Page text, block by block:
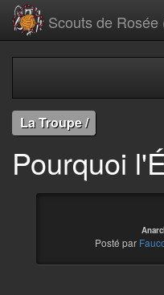
Scouts de Rosée
La Troupe /
Pourquoi
Posté par